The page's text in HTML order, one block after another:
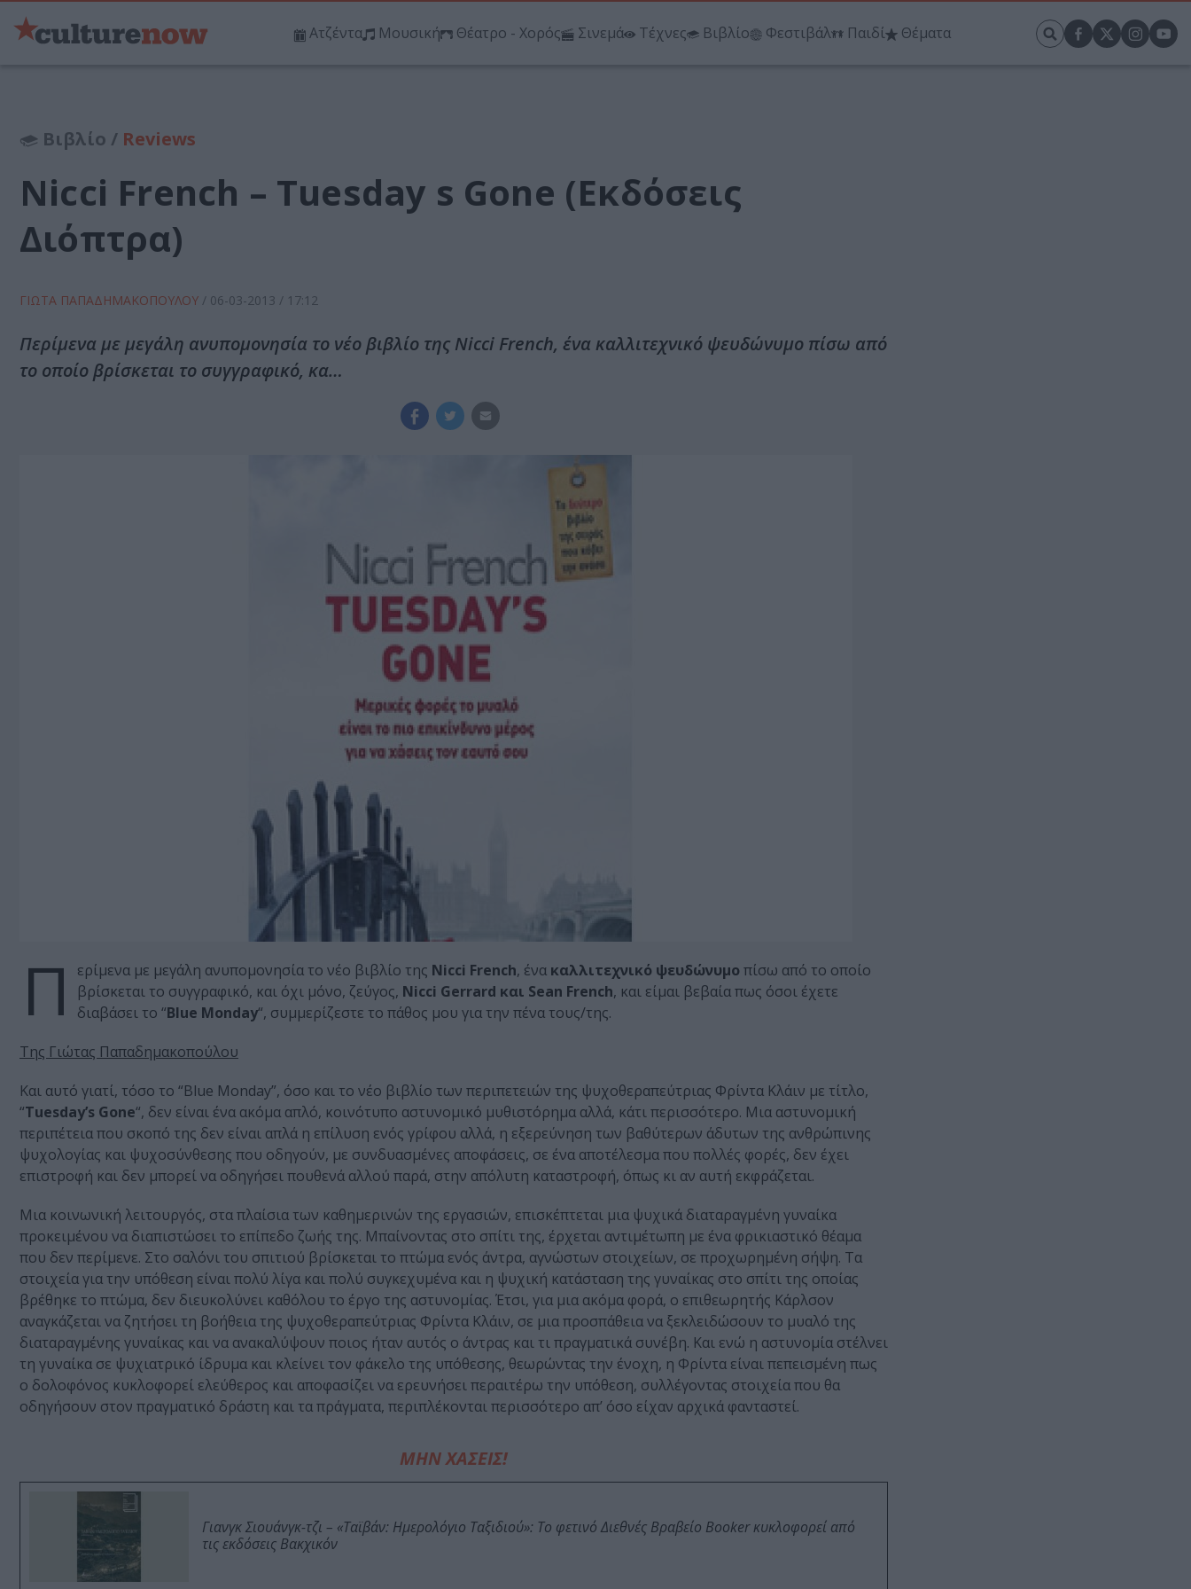
Ατζέντα Μουσική Θέατρο - Χορός Σινεμά Τέχνες Βιβλίο Φεστιβάλ Παιδί Θέματα
Βιβλίο / Reviews
Nicci French – Tuesday s Gone (Εκδόσεις
Διόπτρα)
ΓΙΩΤΑ ΠΑΠΑΔΗΜΑΚΟΠΟΥΛΟΥ / 06-03-2013 / 17:12
Περίμενα με μεγάλη ανυπομονησία το νέο βιβλίο της Nicci French, ένα καλλιτεχνικό ψευδώνυμο πίσω από
το οποίο βρίσκεται το συγγραφικό, κα…
Π ερίμενα με μεγάλη ανυπομονησία το νέο βιβλίο της Nicci French, ένα καλλιτεχνικό ψευδώνυμο πίσω από το οποίο
βρίσκεται το συγγραφικό, και όχι μόνο, ζεύγος, Nicci Gerrard και Sean French, και είμαι βεβαία πως όσοι έχετε
διαβάσει το “Blue Monday“, συμμερίζεστε το πάθος μου για την πένα τους/της.
Της Γιώτας Παπαδημακοπούλου
Και αυτό γιατί, τόσο το “Blue Monday”, όσο και το νέο βιβλίο των περιπετειών της ψυχοθεραπεύτριας Φρίντα Κλάιν με τίτλο,
“Tuesday’s Gone“, δεν είναι ένα ακόμα απλό, κοινότυπο αστυνομικό μυθιστόρημα αλλά, κάτι περισσότερο. Μια αστυνομική
περιπέτεια που σκοπό της δεν είναι απλά η επίλυση ενός γρίφου αλλά, η εξερεύνηση των βαθύτερων άδυτων της ανθρώπινης
ψυχολογίας και ψυχοσύνθεσης που οδηγούν, με συνδυασμένες αποφάσεις, σε ένα αποτέλεσμα που πολλές φορές, δεν έχει
επιστροφή και δεν μπορεί να οδηγήσει πουθενά αλλού παρά, στην απόλυτη καταστροφή, όπως κι αν αυτή εκφράζεται.
Μια κοινωνική λειτουργός, στα πλαίσια των καθημερινών της εργασιών, επισκέπτεται μια ψυχικά διαταραγμένη γυναίκα
προκειμένου να διαπιστώσει το επίπεδο ζωής της. Μπαίνοντας στο σπίτι της, έρχεται αντιμέτωπη με ένα φρικιαστικό θέαμα
που δεν περίμενε. Στο σαλόνι του σπιτιού βρίσκεται το πτώμα ενός άντρα, αγνώστων στοιχείων, σε προχωρημένη σήψη. Τα
στοιχεία για την υπόθεση είναι πολύ λίγα και πολύ συγκεχυμένα και η ψυχική κατάσταση της γυναίκας στο σπίτι της οποίας
βρέθηκε το πτώμα, δεν διευκολύνει καθόλου το έργο της αστυνομίας. Έτσι, για μια ακόμα φορά, ο επιθεωρητής Κάρλσον
αναγκάζεται να ζητήσει τη βοήθεια της ψυχοθεραπεύτριας Φρίντα Κλάιν, σε μια προσπάθεια να ξεκλειδώσουν το μυαλό της
διαταραγμένης γυναίκας και να ανακαλύψουν ποιος ήταν αυτός ο άντρας και τι πραγματικά συνέβη. Και ενώ η αστυνομία στέλνει
τη γυναίκα σε ψυχιατρικό ίδρυμα και κλείνει τον φάκελο της υπόθεσης, θεωρώντας την ένοχη, η Φρίντα είναι πεπεισμένη πως
ο δολοφόνος κυκλοφορεί ελεύθερος και αποφασίζει να ερευνήσει περαιτέρω την υπόθεση, συλλέγοντας στοιχεία που θα
οδηγήσουν στον πραγματικό δράστη και τα πράγματα, περιπλέκονται περισσότερο απ’ όσο είχαν αρχικά φανταστεί.
ΜΗΝ ΧΑΣΕΙΣ!
Γιανγκ Σιουάνγκ-τζι – «Ταϊβάν: Ημερολόγιο Ταξιδιού»: Το φετινό Διεθνές Βραβείο Booker κυκλοφορεί από
τις εκδόσεις Βακχικόν